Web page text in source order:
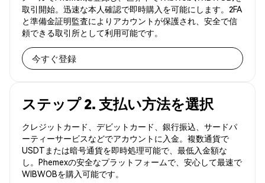
取引開始。迅速な本人確認で即時購入を可能にします。2FA
と準備金証明監査によりアカウントが保護され、安全で信
頼できる取引所として利用可能です。
今すぐ登録
ステップ 2. 支払い方法を選択
クレジットカード、デビットカード、銀行振込、サードパ
ーティーサービスなどでアカウントに入金。複数通貨で
USDTまたは暗号通貨を即時処理可能で、最低入金額な
し。Phemexの安全なプラットフォームで、安心して最速で
WIBWOBを購入可能です。